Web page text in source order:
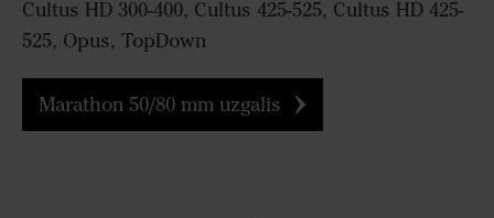
Cultus HD 300-400, Cultus 425-525, Cultus HD 425-
525, Opus, TopDown
Marathon 50/80 mm uzgalis